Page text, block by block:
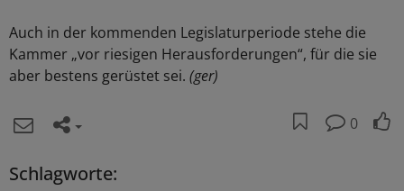
Auch in der kommenden Legislaturperiode stehe die
Kammer „vor riesigen Herausforderungen“, für die sie
aber bestens gerüstet sei. (ger)
0
Schlagworte: